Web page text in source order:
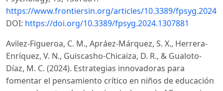
https://www.frontiersin.org/articles/10.3389/
DOI: https://doi.org/10.3389/fpsyg.2024.1307881
Avilez-Figueroa, C. M., Apráez-Márquez, S. X., Herrera-
Enríquez, V. N., Guiscasho-Chicaiza, D. R., & Gualoto-
Díaz, M. C. (2024). Estrategias innovadoras para
fomentar el pensamiento crítico en niños de educación